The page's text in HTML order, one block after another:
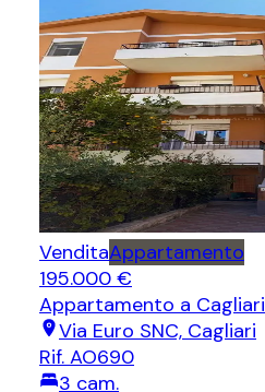
VenditaAppartamento
195.000 €
Appartamento a Cagliari
Via Euro SNC, Cagliari
Rif. AO690
3 cam.